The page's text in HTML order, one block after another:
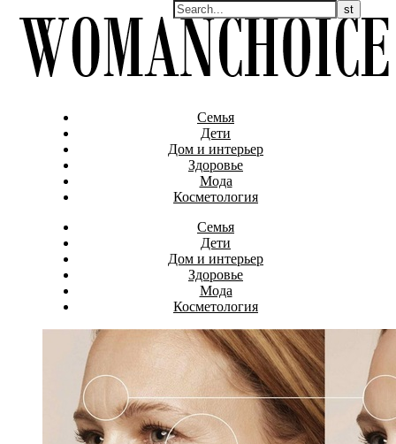
Семья
Дети
Дом и интерьер
Здоровье
Мода
Косметология
Семья
Дети
Дом и интерьер
Здоровье
Мода
Косметология